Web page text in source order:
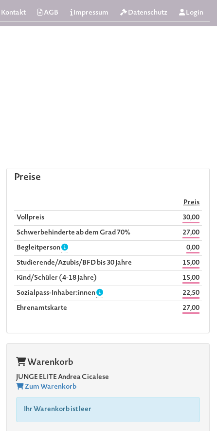
Kontakt AGB Impressum Datenschutz Login
Preise
Preis
Vollpreis
30,00
Schwerbehinderte ab dem Grad 70%
27,00
Begleitperson
0,00
Studierende/Azubis/BFD bis 30 Jahre
15,00
Kind/Schüler (4-18 Jahre)
15,00
Sozialpass-Inhaber:innen
22,50
Ehrenamtskarte
27,00
Warenkorb
JUNGE ELITE Andrea Cicalese
Zum Warenkorb
Ihr Warenkorb ist leer